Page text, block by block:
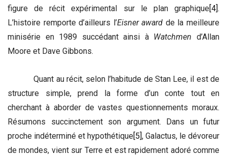
figure de récit expérimental sur le plan graphique [4] .
L’histoire remporte d’ailleurs l’Eisner award de la meilleure
minisérie en 1989 succédant ainsi à Watchmen d’Allan
Moore et Dave Gibbons.
Quant au récit, selon l’habitude de Stan Lee, il est de
structure simple, prend la forme d’un conte tout en
cherchant à aborder de vastes questionnements moraux.
Résumons succinctement son argument. Dans un futur
proche indéterminé et hypothétique [5] , Galactus, le dévoreur
de mondes, vient sur Terre et est rapidement adoré comme